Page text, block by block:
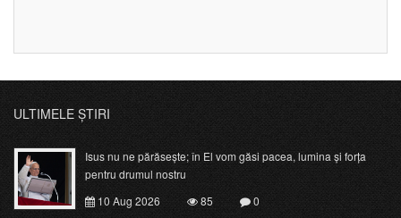
ULTIMELE ȘTIRI
Isus nu ne părăsește; în El vom găsi pacea, lumina și forța
pentru drumul nostru
10 Aug 2026
85
0